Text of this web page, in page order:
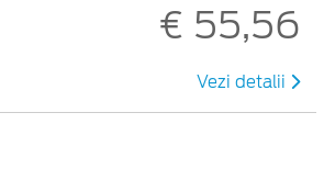
€ 55,56
Vezi detalii